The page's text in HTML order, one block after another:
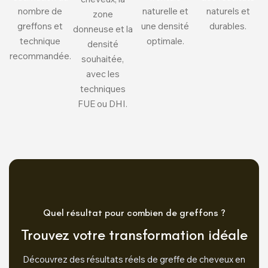
nombre de
greffons et
technique
recommandée.
zone
donneuse et la
densité
souhaitée,
avec les
techniques
FUE ou DHI.
naturelle et
une densité
optimale.
naturels et
durables.
Quel résultat pour combien de greffons ?
Trouvez votre transformation idéale
Découvrez des résultats réels de greffe de cheveux en